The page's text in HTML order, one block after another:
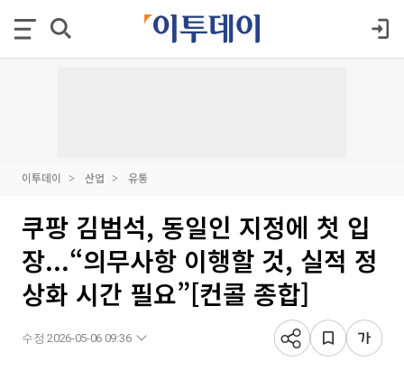
이투데이 산업 유통
쿠팡 김범석, 동일인 지정에 첫 입
장...“의무사항 이행할 것, 실적 정
상화 시간 필요”[컨콜 종합]
수정 2026-05-06 09:36